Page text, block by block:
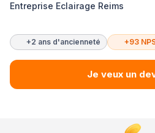
Entreprise Eclairage Reims
+2 ans d'ancienneté +93
Je veux un